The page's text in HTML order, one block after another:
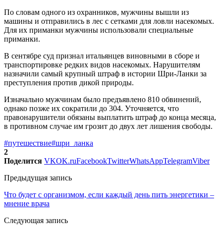
По словам одного из охранников, мужчины вышли из
машины и отправились в лес с сетками для ловли насекомых.
Для их приманки мужчины использовали специальные
приманки.
В сентябре суд признал итальянцев виновными в сборе и
транспортировке редких видов насекомых. Нарушителям
назначили самый крупный штраф в истории Шри-Ланки за
преступления против дикой природы.
Изначально мужчинам было предъявлено 810 обвинений,
однако позже их сократили до 304. Уточняется, что
правонарушители обязаны выплатить штраф до конца месяца,
в противном случае им грозит до двух лет лишения свободы.
#путешествие#шри_ланка
2
Поделится VKOK.ruFacebookTwitterWhatsAppTelegramViber
Предыдущая запись
Что будет с организмом, если каждый день пить энергетики –
мнение врача
Следующая запись